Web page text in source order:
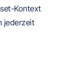
Kontext
jederzeit